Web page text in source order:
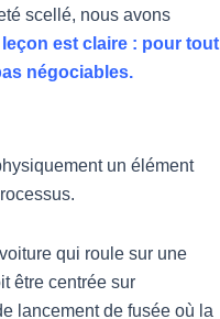
scellé, nous avons
leçon est claire : pour tout
négociables.
un élément
qui roule sur une
être centrée sur
lancement de fusée où la